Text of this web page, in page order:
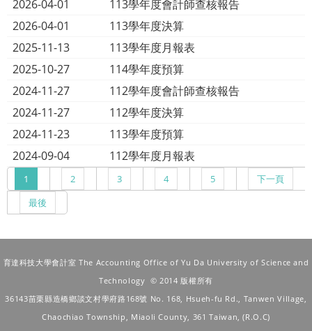
2026-04-01
113學年度會計師查核報告
2026-04-01
113學年度決算
2025-11-13
113學年度月報表
2025-10-27
114學年度預算
2024-11-27
112學年度會計師查核報告
2024-11-27
112學年度決算
2024-11-23
113學年度預算
2024-09-04
112學年度月報表
1 2 3 4 5
下一頁
最後
育達科技大學會計室 The Accounting Office of Yu Da University of Science and
Technology © 2014 版權所有
36143苗栗縣造橋鄉談文村學府路168號 No. 168, Hsueh-fu Rd., Tanwen Village,
Chaochiao Township, Miaoli County, 361 Taiwan, (R.O.C)